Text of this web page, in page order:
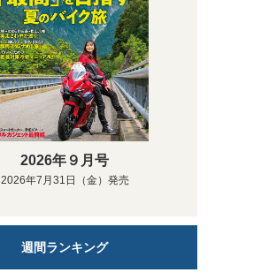
2026年９月号
2026年7月31日（金）発売
週間ランキング